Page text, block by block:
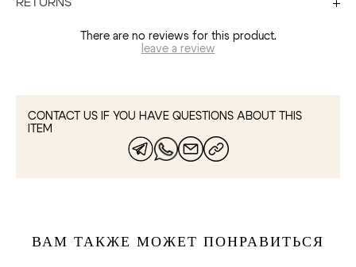
There are no reviews for this product.
leave a review
CONTACT US IF YOU HAVE QUESTIONS ABOUT THIS
ITEM
ВАМ ТАКЖЕ МОЖЕТ ПОНРАВИТЬСЯ